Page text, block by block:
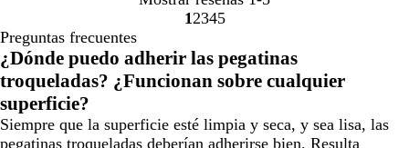
Ir
la
página
1 Ir
la
página
2Ir
la
página
3Ir
la
página
4Ir
la
página
5
Preguntas frecuentes
¿Dónde puedo adherir las pegatinas
troqueladas? ¿Funcionan sobre cualquier
superficie?
Siempre que la superficie esté limpia y seca, y sea lisa, las
pegatinas troqueladas deberían adherirse bien. Resulta